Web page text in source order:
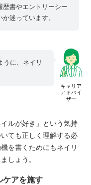
歴書やエントリーシー
迷っています。
キャリア
アドバイ
ザー
うに、ネイリ
ルが好き」という気持
ても正しく理解する必
を書くためにもネイリ
しょう。
ケアを施す